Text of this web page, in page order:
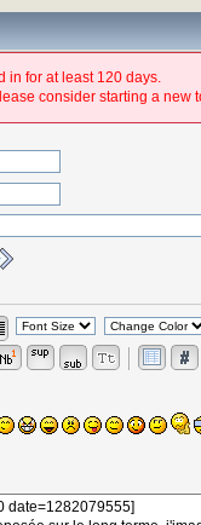
in for at least 120 days.
consider starting a new